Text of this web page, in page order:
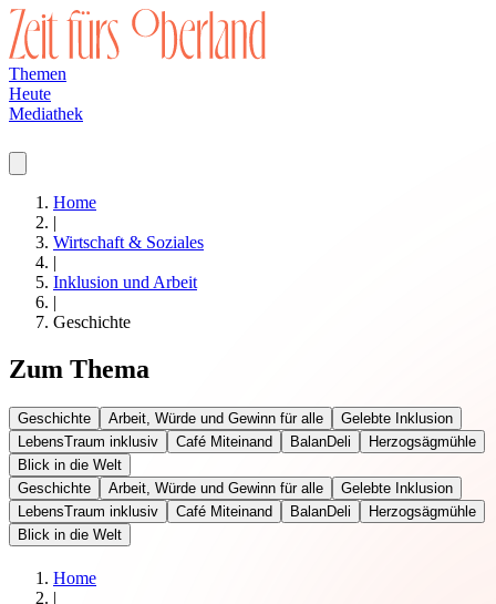
Themen
Heute
Mediathek
Home
|
Wirtschaft & Soziales
|
Inklusion und Arbeit
|
Geschichte
Zum Thema
Geschichte Arbeit, Würde und Gewinn für alle
Gelebte Inklusion
LebensTraum inklusiv
Café Miteinand BalanDeli
Herzogsägmühle
Blick in die Welt
Geschichte
Arbeit, Würde und Gewinn für alle
Gelebte Inklusion
LebensTraum inklusiv
Café Miteinand BalanDeli
Herzogsägmühle
Blick in die Welt
Home
|